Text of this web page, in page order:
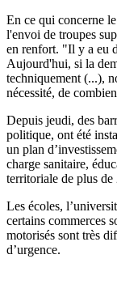
En ce qui concerne
l'envoi de troupes
en renfort. "Il y a eu
Aujourd'hui, si la
techniquement (...),
nécessité, de
Depuis jeudi, des
politique, ont été
un plan
charge sanitaire,
territoriale de plus de
Les écoles,
certains commerces
motorisés sont très
d’urgence.